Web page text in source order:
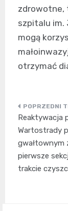
zdrowotne,
szpitalu im.
mogą
otrzymać
wpisu
Reaktywacja
Wartostrady
gwałtownym
pierwsze
trakcie